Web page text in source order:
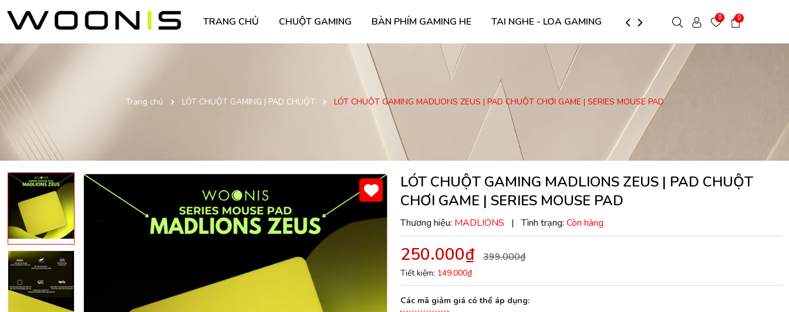
TRANG CHỦ CHUỘT GAMING BÀN PHÍM GAMING HE TAI NGHE - LOA GAMING LÓT CHUỘT GAMING ARM MÀNH
0 0
Trang chủ LÓT CHUỘT GAMING | PAD CHUỘT LÓT CHUỘT GAMING MADLIONS ZEUS | PAD CHUỘT CHƠI GAME | SERIES MOUSE PAD
LÓT CHUỘT GAMING MADLIONS ZEUS | PAD CHUỘT
CHƠI GAME | SERIES MOUSE PAD
Thương hiệu: MADLIONS | Tình trạng: Còn hàng
250.000₫ 399.000₫
Tiết kiệm: 149.000₫
Các mã giảm giá có thể áp dụng: